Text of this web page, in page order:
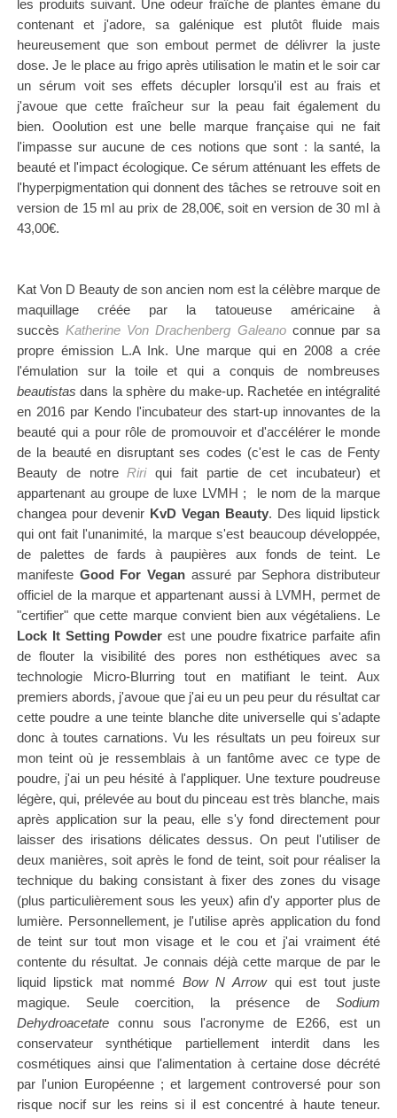
les produits suivant. Une odeur fraîche de plantes émane du
contenant et j'adore, sa galénique est plutôt fluide mais
heureusement que son embout permet de délivrer la juste
dose. Je le place au frigo après utilisation le matin et le soir car
un sérum voit ses effets décupler lorsqu'il est au frais et
j'avoue que cette fraîcheur sur la peau fait également du
bien. Ooolution est une belle marque française qui ne fait
l'impasse sur aucune de ces notions que sont : lasanté, la
beauté et l'impact écologique. Ce sérum atténuant les effets de
l'hyperpigmentation qui donnent des tâches se retrouve soit en
version de 15 ml au prix de 28,00€, soit en version de 30 ml à
43,00€.
Kat Von D Beauty de son ancien nom est la célèbre marque de
maquillage créée par la tatoueuse américaine à
succèsKatherine Von Drachenberg Galeanoconnue par sa
propre émission L.A Ink. Une marque qui en 2008 a crée
l'émulation sur la toile et qui a conquis de nombreuses
beautistas dans la sphère du make-up. Rachetée en intégralité
en 2016 par Kendo l'incubateur des start-up innovantes de la
beauté quia pour rôle de promouvoir et d'accélérer le monde
de la beauté en disruptant ses codes (c'est le cas de Fenty
Beauty de notreRiriqui fait partie de cet incubateur)et
appartenant au groupe de luxe LVMH ; le nom de la marque
changea pour devenir KvD Vegan Beauty. Des liquid lipstick
qui ont fait l'unanimité, la marque s'est beaucoup développée,
de palettes de fards à paupières aux fonds de teint. Le
manifeste Good For Vegan assuré par Sephora distributeur
officiel de la marque et appartenant aussi à LVMH, permet de
"certifier" que cette marque convient bien aux végétaliens. Le
Lock It Setting Powder est une poudre fixatrice parfaite afin
de flouter la visibilité des pores non esthétiques avec sa
technologie Micro-Blurring tout en matifiant le teint. Aux
premiers abords, j'avoue que j'ai eu un peu peur du résultat car
cette poudre a une teinte blanche dite universelle qui s'adapte
donc à toutes carnations. Vu les résultats un peu foireux sur
mon teint où je ressemblais à un fantôme avec ce type de
poudre, j'ai un peu hésité à l'appliquer. Une texture poudreuse
légère, qui, prélevée au bout du pinceau est très blanche, mais
après application sur la peau, elle s'y fond directement pour
laisser des irisations délicates dessus. On peut l'utiliser de
deux manières, soit après le fond de teint, soit pour réaliser la
technique du baking consistant à fixer des zones du visage
(plus particulièrement sous les yeux) afin d'y apporter plus de
lumière. Personnellement, je l'utilise après application du fond
de teint sur tout mon visage et le cou et j'ai vraiment été
contente du résultat. Je connais déjà cette marque de par le
liquid lipstick mat nommé Bow N Arrowqui est tout juste
magique. Seule coercition, la présence deSodium
Dehydroacetateconnu sous l'acronyme de E266, est un
conservateur synthétique partiellement interdit dans les
cosmétiques ainsi que l'alimentation à certaine dose décrété
par l'union Européenne ; et largement controversé pour son
risque nocif sur les reins si il est concentré à haute teneur.